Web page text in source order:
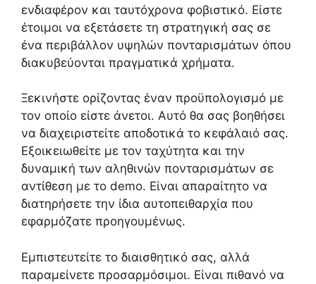
ενδιαφέρον και ταυτόχρονα φοβιστικό. Είστε
έτοιμοι να εξετάσετε τη στρατηγική σας σε
ένα περιβάλλον υψηλών πονταρισμάτων όπου
διακυβεύονται πραγματικά χρήματα.
Ξεκινήστε ορίζοντας έναν προϋπολογισμό με
τον οποίο είστε άνετοι. Αυτό θα σας βοηθήσει
να διαχειριστείτε αποδοτικά το κεφάλαιό σας.
Εξοικειωθείτε με τον ταχύτητα και την
δυναμική των αληθινών πονταρισμάτων σε
αντίθεση με το demo. Είναι απαραίτητο να
διατηρήσετε την ίδια αυτοπειθαρχία που
εφαρμόζατε προηγουμένως.
Εμπιστευτείτε το διαισθητικό σας, αλλά
παραμείνετε προσαρμόσιμοι. Είναι πιθανό να